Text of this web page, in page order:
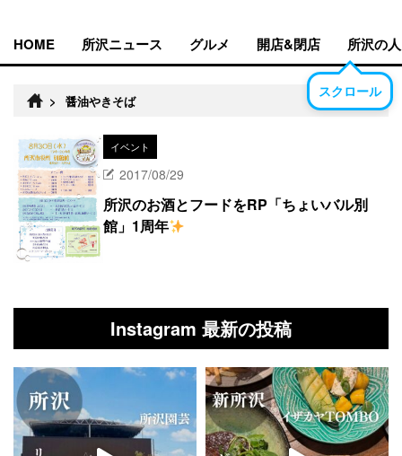
HOME 所沢ニュース グルメ 開店&閉店 所沢の人
スクロール
> 醤油やきそば
イベント
2017/08/29
所沢のお酒とフードをRP「ちょいバル別
館」1周年
Instagram 最新の投稿